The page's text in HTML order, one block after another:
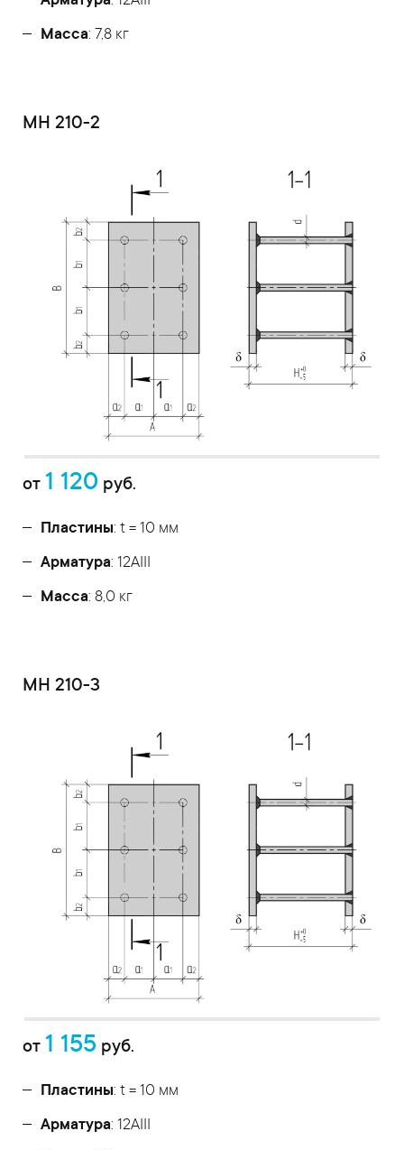
Масса: 7,8 кг
МН 210-2
от 1 120 руб.
Пластины: t = 10 мм
Арматура: 12AIII
Масса: 8,0 кг
МН 210-3
от 1 155 руб.
Пластины: t = 10 мм
Арматура: 12AIII